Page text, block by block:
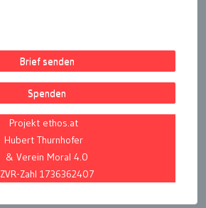
Brief senden
Spenden
Projekt ethos.at
Hubert Thurnhofer
& Verein Moral 4.0
ZVR-Zahl 1736362407